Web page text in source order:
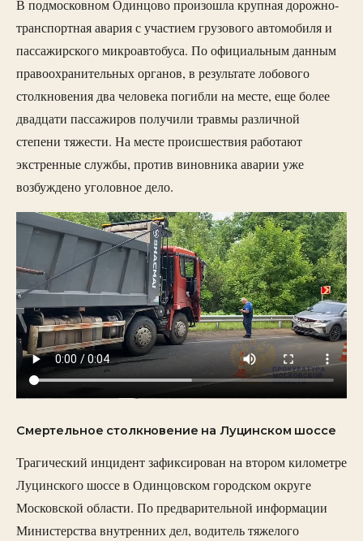
В подмосковном Одинцово произошла крупная дорожно-
транспортная авария с участием грузового автомобиля и
пассажирского микроавтобуса. По официальным данным
правоохранительных органов, в результате лобового
столкновения два человека погибли на месте, еще более
двадцати пассажиров получили травмы различной
степени тяжести. На месте происшествия работают
экстренные службы, против виновника аварии уже
возбуждено уголовное дело.
Смертельное столкновение на Луцинском шоссе
Трагический инцидент зафиксирован на втором километре
Луцинского шоссе в Одинцовском городском округе
Московской области. По предварительной информации
Министерства внутренних дел, водитель тяжелого